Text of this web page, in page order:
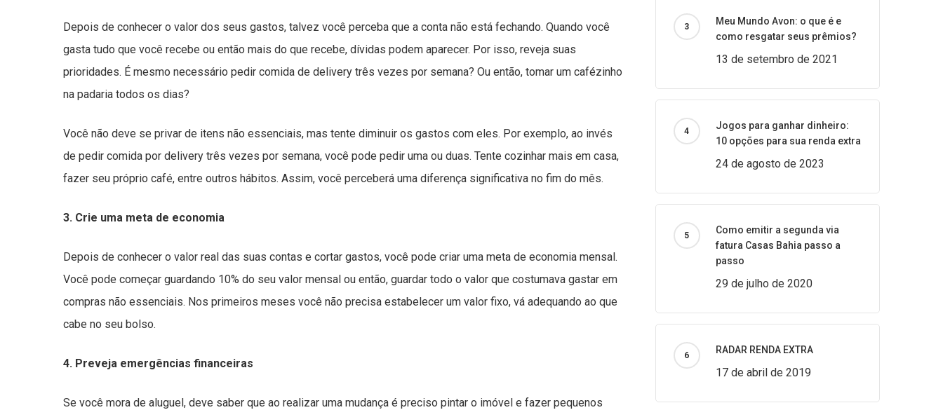
Depois de conhecer o valor dos seus gastos, talvez você perceba que a conta não está fechando. Quando você
gasta tudo que você recebe ou então mais do que recebe, dívidas podem aparecer. Por isso, reveja suas
prioridades. É mesmo necessário pedir comida de delivery três vezes por semana? Ou então, tomar um cafézinho
na padaria todos os dias?
Você não deve se privar de itens não essenciais, mas tente diminuir os gastos com eles. Por exemplo, ao invés
de pedir comida por delivery três vezes por semana, você pode pedir uma ou duas. Tente cozinhar mais em casa,
fazer seu próprio café, entre outros hábitos. Assim, você perceberá uma diferença significativa no fim do mês.
3. Crie uma meta de economia
Depois de conhecer o valor real das suas contas e cortar gastos, você pode criar uma meta de economia mensal.
Você pode começar guardando 10% do seu valor mensal ou então, guardar todo o valor que costumava gastar em
compras não essenciais. Nos primeiros meses você não precisa estabelecer um valor fixo, vá adequando ao que
cabe no seu bolso.
4. Preveja emergências financeiras
Se você mora de aluguel, deve saber que ao realizar uma mudança é preciso pintar o imóvel e fazer pequenos
Meu Mundo Avon: o que é e
como resgatar seus prêmios?
13 de setembro de 2021
Jogos para ganhar dinheiro:
10 opções para sua renda extra
24 de agosto de 2023
Como emitir a segunda via
fatura Casas Bahia passo a
passo
29 de julho de 2020
RADAR RENDA EXTRA
17 de abril de 2019